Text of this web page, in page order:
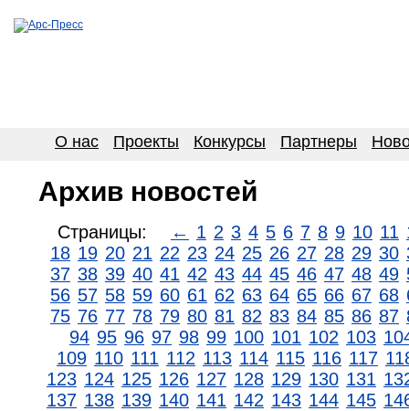
О нас Проекты Конкурсы Партнеры
Архив новостей
Страницы: ← 1 2 3 4 5 6 7 8 9 10 11
18 19 20 21 22 23 24 25 26 27 28 29 30
37 38 39 40 41 42 43 44 45 46 47 48 49
56 57 58 59 60 61 62 63 64 65 66 67 68
75 76 77 78 79 80 81 82 83 84 85 86 87
94 95 96 97 98 99 100 101 102 103
109 110 111 112 113 114 115 116 117
123 124 125 126 127 128 129 130 131
137 138 139 140 141 142 143 144 145